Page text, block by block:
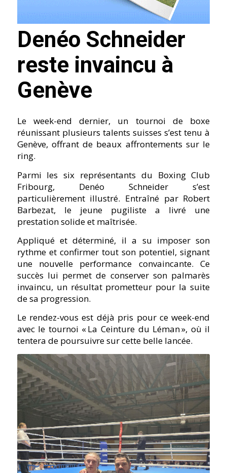
Denéo Schneider
reste invaincu à
Genève
Le week-end dernier, un tournoi de boxe
réunissant plusieurs talents suisses s’est tenu à
Genève, offrant de beaux affrontements sur le
ring.
Parmi les six représentants du Boxing Club
Fribourg, Denéo Schneider s’est
particulièrement illustré. Entraîné par Robert
Barbezat, le jeune pugiliste a livré une
prestation solide et maîtrisée.
Appliqué et déterminé, il a su imposer son
rythme et confirmer tout son potentiel, signant
une nouvelle performance convaincante. Ce
succès lui permet de conserver son palmarès
invaincu, un résultat prometteur pour la suite
de sa progression.
Le rendez-vous est déjà pris pour ce week-end
avec le tournoi « La Ceinture du Léman », où il
tentera de poursuivre sur cette belle lancée.